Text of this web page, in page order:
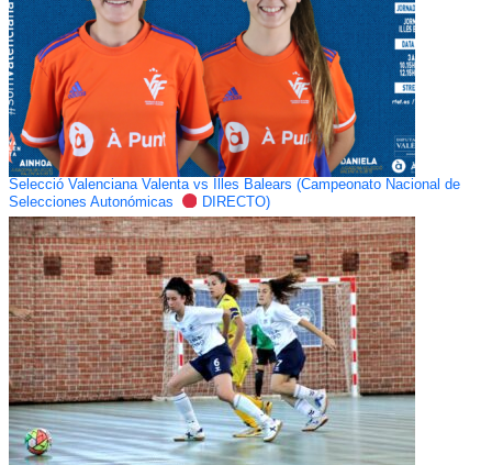
Selecció Valenciana Valenta vs Illes Balears (Campeonato Nacional de
Selecciones Autonómicas
DIRECTO)